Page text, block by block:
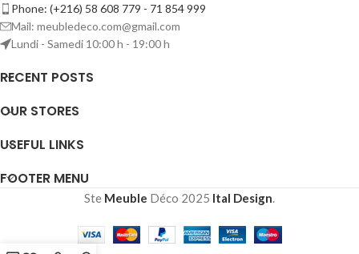
Phone: (+216) 58 608 779 - 71 854 999
Mail: meubledeco.com@gmail.com
Lundi - Samedi 10:00 h - 19:00 h
RECENT POSTS
OUR STORES
USEFUL LINKS
FOOTER MENU
Ste Meuble Déco 2025 Ital Design.